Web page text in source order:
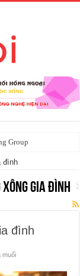
Group
đình
gia đình
đình
muối